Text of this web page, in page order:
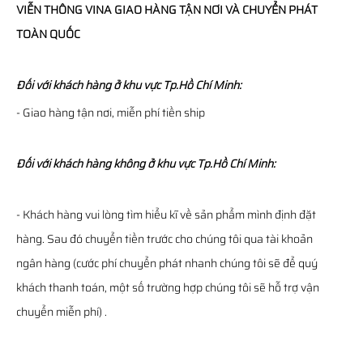
VIỄN THÔNGVINAGIAO HÀNG TẬN NƠI VÀ CHUYỂN PHÁT
TOÀN QUỐC
Đối với khách hàng ở khu vực Tp.Hồ Chí Minh:
- Giao hàng tận nơi, miễn phí tiền ship
Đối với khách hàng không ở khu vực Tp.Hồ Chí Minh:
- Khách hàng vui lòng tìm hiểu kĩ về sản phẩm mình định đặt
hàng. Sau đó chuyển tiền trước cho chúng tôi qua tài khoản
ngân hàng (cước phí chuyển phát nhanh chúng tôi sẽ để quý
khách thanh toán, một số trường hợp chúng tôi sẽ hỗ trợ vận
chuyển miễn phí) .